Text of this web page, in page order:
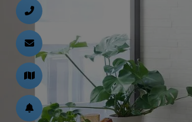
schließen